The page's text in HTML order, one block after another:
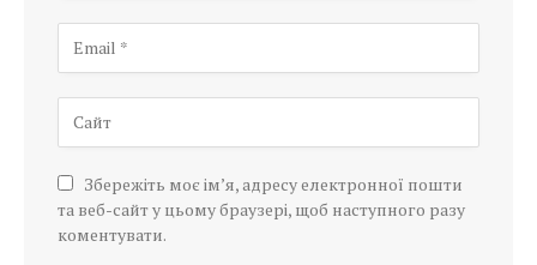
Збережіть моє ім’я, адресу електронної пошти
та веб-сайт у цьому браузері, щоб наступного разу
коментувати.